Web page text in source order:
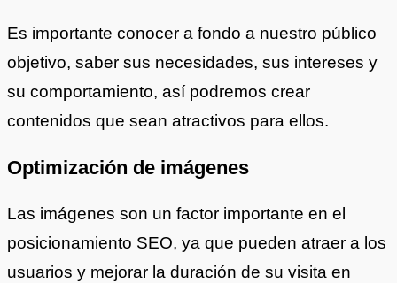
Es importante conocer a fondo a nuestro público
objetivo, saber sus necesidades, sus intereses y
su comportamiento, así podremos crear
contenidos que sean atractivos para ellos.
Optimización de imágenes
Las imágenes son un factor importante en el
posicionamiento SEO, ya que pueden atraer a los
usuarios y mejorar la duración de su visita en